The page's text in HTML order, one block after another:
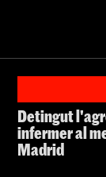
Detingut
infermer al
Madrid